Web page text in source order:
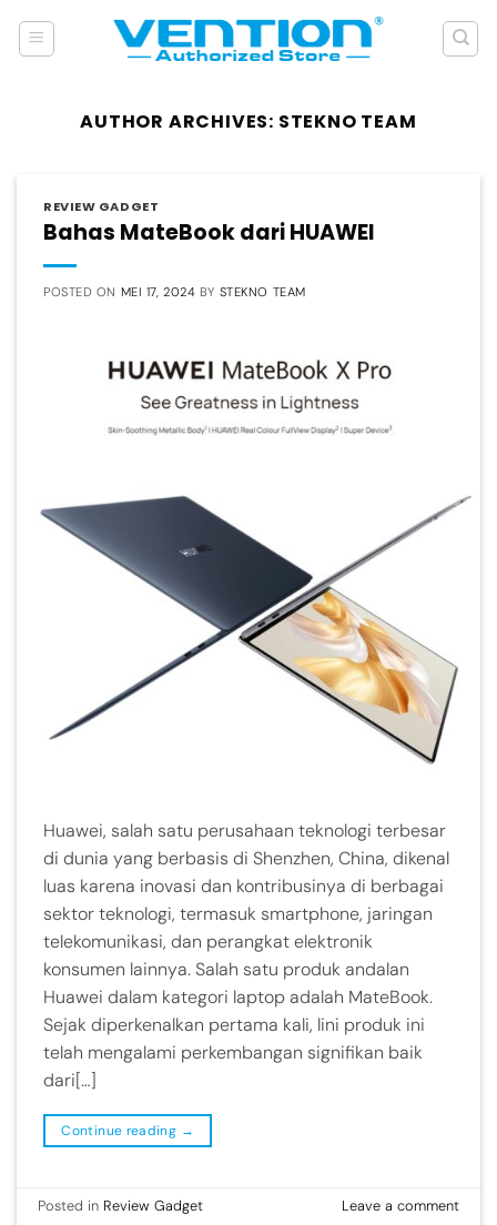
AUTHOR ARCHIVES: STEKNO TEAM
REVIEW GADGET
Bahas MateBook dari HUAWEI
POSTED ON MEI 17, 2024 BY STEKNO TEAM
Huawei, salah satu perusahaan teknologi terbesar
di dunia yang berbasis di Shenzhen, China, dikenal
luas karena inovasi dan kontribusinya di berbagai
sektor teknologi, termasuk smartphone, jaringan
telekomunikasi, dan perangkat elektronik
konsumen lainnya. Salah satu produk andalan
Huawei dalam kategori laptop adalah MateBook.
Sejak diperkenalkan pertama kali, lini produk ini
telah mengalami perkembangan signifikan baik
dari[…]
Continue reading →
Posted in Review Gadget Leave a comment